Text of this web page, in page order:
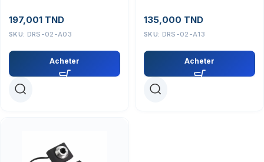
197,001 TND
SKU: DRS-02-A03
Acheter
135,000 TND
SKU: DRS-02-A13
Acheter